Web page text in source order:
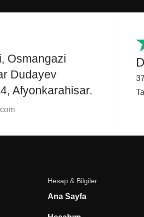
Osmangazi
Dudayev
Afyonkarahisar.
Hesap & Bilgiler
Ana Sayfa